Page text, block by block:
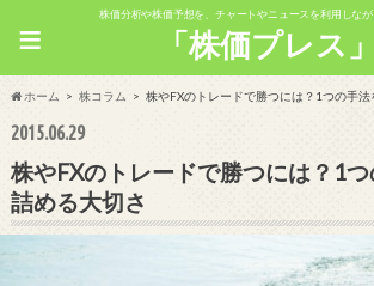
株価分析や株価予想を、チャートやニュースを利用しなが
「株価プレス」
≡
ホーム 株コラム 株やFXのトレードで勝つには？1つの手法
2015.06.29
株やFXのトレードで勝つには？1
詰める大切さ